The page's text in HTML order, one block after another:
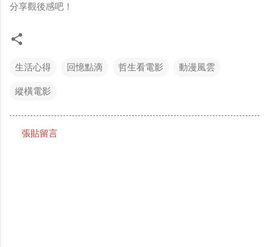
分享觀後感吧！
生活心得 回憶點滴 哲生看電影 動漫風雲
縱橫電影
張貼留言